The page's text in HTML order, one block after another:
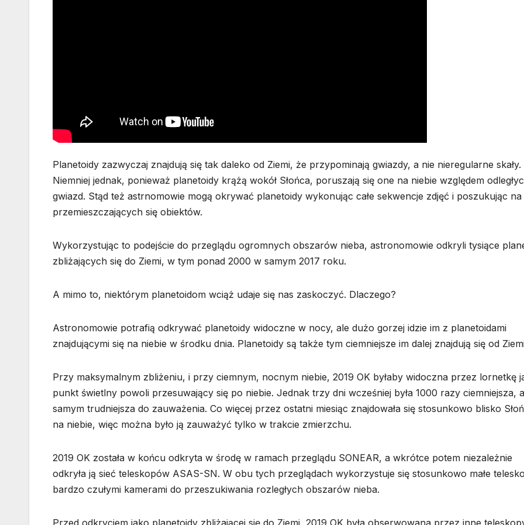
Planetoidy zazwyczaj znajdują się tak daleko od Ziemi, że przypominają gwiazdy, a nie nieregularne skały.
Niemniej jednak, ponieważ planetoidy krążą wokół Słońca, poruszają się one na niebie względem
gwiazd. Stąd też astrnomowie mogą okrywać planetoidy wykonując całe sekwencje zdjęć i poszukując
przemieszczających się obiektów.
Wykorzystując to podejście do przeglądu ogromnych obszarów nieba, astronomowie odkryli tysiące
zbliżających się do Ziemi, w tym ponad 2000 w samym 2017 roku.
A mimo to, niektórym planetoidom wciąż udaje się nas zaskoczyć. Dlaczego?
Astronomowie potrafią odkrywać planetoidy widoczne w nocy, ale dużo gorzej idzie im z planetoidami
znajdującymi się na niebie w środku dnia. Planetoidy są także tym ciemniejsze im dalej znajdują się od
Przy maksymalnym zbliżeniu, i przy ciemnym, nocnym niebie, 2019 OK byłaby widoczna przez lornetkę
punkt świetlny powoli przesuwający się po niebie. Jednak trzy dni wcześniej była 1000 razy ciemniejsza,
samym trudniejsza do zauważenia. Co więcej przez ostatni miesiąc znajdowała się stosunkowo blisko
na niebie, więc można było ją zauważyć tylko w trakcie zmierzchu.
2019 OK została w końcu odkryta w środę w ramach przeglądu SONEAR, a wkrótce potem niezależnie
odkryła ją sieć teleskopów ASAS-SN. W obu tych przeglądach wykorzystuje się stosunkowo małe
bardzo czułymi kamerami do przeszukiwania rozległych obszarów nieba.